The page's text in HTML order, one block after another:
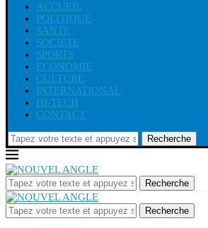
ACCUEIL
POLITIQUE
SANTE
SOCIETE
SPORTS
ECONOMIE
CULTURE
INTERNATIONAL
HI-TECH
CONTACT
Recherche
Recherche
Recherche